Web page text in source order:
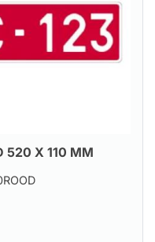
520 X 110 MM